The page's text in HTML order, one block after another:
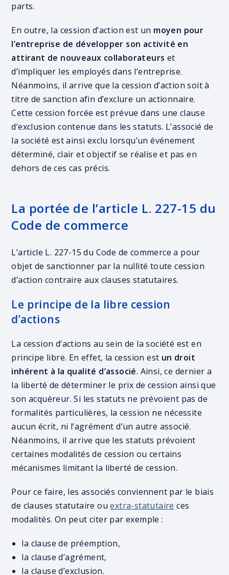
parts.
En outre, la cession d’action est un moyen pour
l’entreprise de développer son activité en
attirant de nouveaux collaborateurs et
d’impliquer les employés dans l’entreprise.
Néanmoins, il arrive que la cession d’action soit à
titre de sanction afin d’exclure un actionnaire.
Cette cession forcée est prévue dans une clause
d’exclusion contenue dans les statuts. L’associé de
la société est ainsi exclu lorsqu’un événement
déterminé, clair et objectif se réalise et pas en
dehors de ces cas précis.
La portée de l’article L. 227-15 du
Code de commerce
L’article L. 227-15 du Code de commerce a pour
objet de sanctionner par la nullité toute cession
d’action contraire aux clauses statutaires.
Le principe de la libre cession
d’actions
La cession d’actions au sein de la société est en
principe libre. En effet, la cession est un droit
inhérent à la qualité d’associé. Ainsi, ce dernier a
la liberté de déterminer le prix de cession ainsi que
son acquéreur. Si les statuts ne prévoient pas de
formalités particulières, la cession ne nécessite
aucun écrit, ni l’agrément d’un autre associé.
Néanmoins, il arrive que les statuts prévoient
certaines modalités de cession ou certains
mécanismes limitant la liberté de cession.
Pour ce faire, les associés conviennent par le biais
de clauses statutaire ouextra-statutaire ces
modalités. On peut citer par exemple :
la clause de préemption,
la clause d’agrément,
la clause d’exclusion.